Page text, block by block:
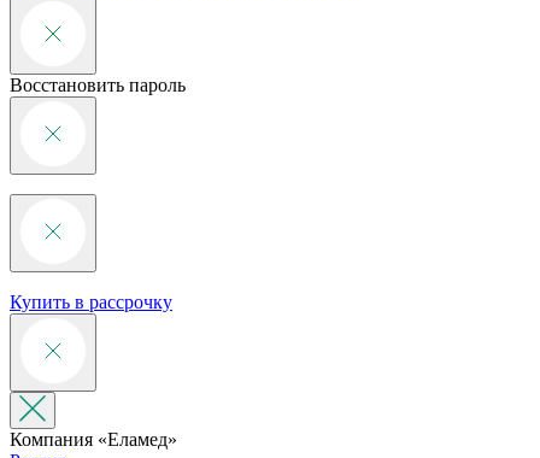
Восстановить пароль
Купить в рассрочку
Компания «‎Еламед»